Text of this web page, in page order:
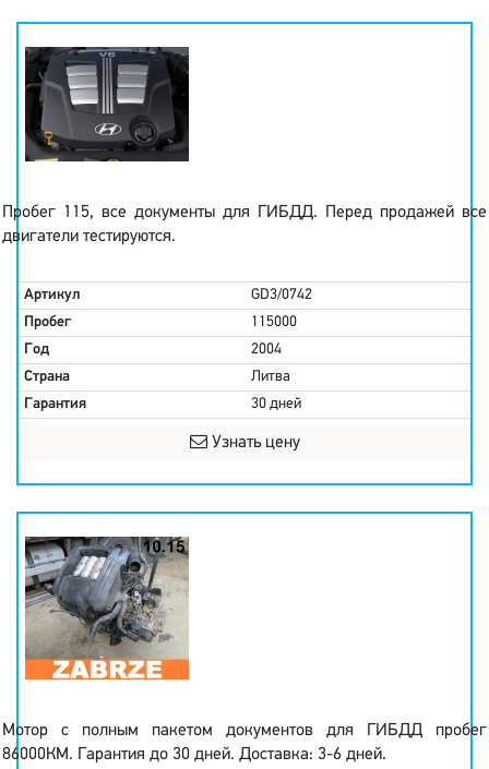
Пробег 115, все документы для ГИБДД. Перед продажей все
двигатели тестируются.
Артикул
GD3/0742
Пробег
115000
Год
2004
Страна
Литва
Гарантия
30 дней
Узнать цену
Мотор с полным пакетом документов для ГИБДД пробег
86000КМ. Гарантия до 30 дней. Доставка: 3-6 дней.